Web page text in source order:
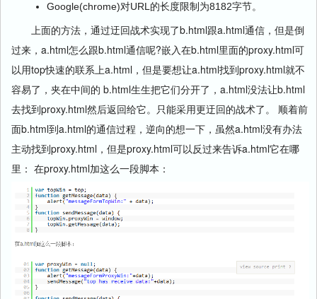
Google(chrome)对URL的长度限制为8182字节。
上面的方法，通过迂回战术实现了b.html跟a.html通信，但是倒
过来，a.html怎么跟b.html通信呢?嵌入在b.html里面的proxy.html可
以用top快速的联系上a.html，但是要想让a.html找到proxy.html就不
容易了，夹在中间的 b.html生生把它们分开了，a.html没法让b.html
去找到proxy.html然后返回给它。只能采用更迂回的战术了。 顺着前
面b.html到a.html的通信过程，逆向的想一下，虽然a.html没有办法
主动找到proxy.html，但是proxy.html可以反过来告诉a.html它在哪
里： 在proxy.html加这么一段脚本：